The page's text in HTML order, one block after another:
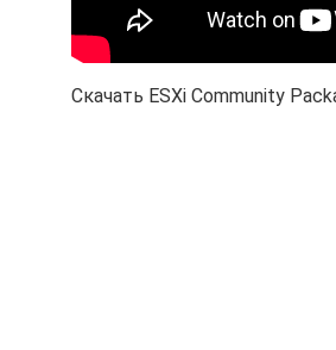
Скачать ESXi Community